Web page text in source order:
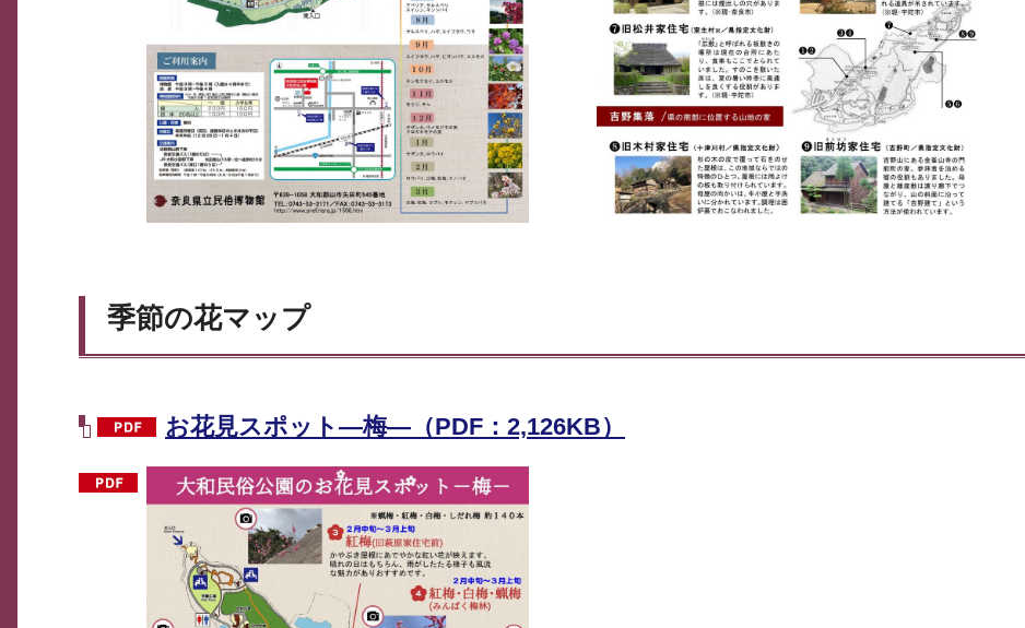
季節の花マップ
お花見スポット―梅―（PDF：2,126KB）